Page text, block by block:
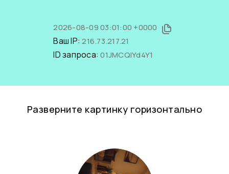
2026-08-09 03:01:00 +0000
Ваш IP:216.73.217.21
ID запроса:01JMCQlYd4Y1
Разверните картинку горизонтально